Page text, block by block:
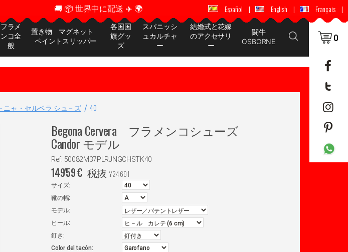
🚚 📦 世界中に配送 ✈️ 🌍 🚚 📦 世界中に配送 ✈️ 🌍
Español | English | Français |
フラメ
ンコ全
般
置き物 マグネット
ペイントスリッパー
各国国
旗グッ
ズ
スパニッシ
ュカルチャ
ー
結婚式と花嫁
のアクセサリ
ー
闘牛
OSBORNE
0
ニャ・セルベラ シュ－ズ 40
Begona Cervera フラメンコシューズ
Candor モデル
Ref: 50082M37PLRJNGCHSTK40
149'59€ 税抜 ¥24691
サイズ:
靴の幅:
モデル:
ヒール:
釘き:
Color del tacón: